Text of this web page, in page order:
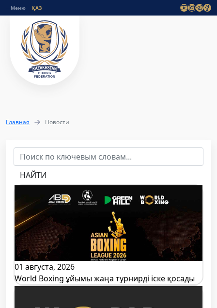
Меню
Главная Новости
НАЙТИ
01 августа, 2026
World Boxing ұйымы жаңа турнирді іске қосады